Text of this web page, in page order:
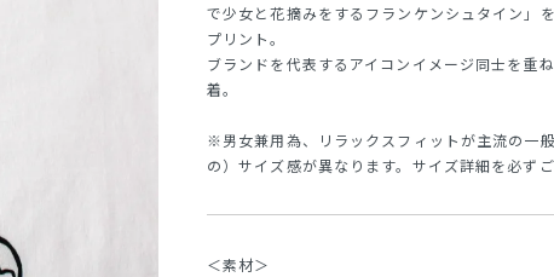
で少女と花摘みをするフランケンシュタイン」
プリント。
ブランドを代表するアイコンイメージ同士を重
着。
※男女兼用為、リラックスフィットが主流の一
の）サイズ感が異なります。サイズ詳細を必ずご
＜素材＞